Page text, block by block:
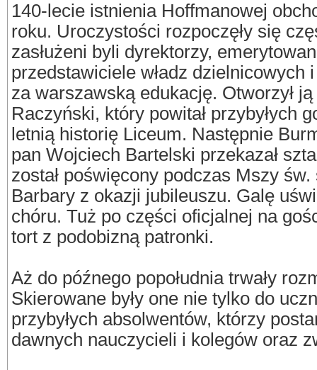
140-lecie istnienia Hoffmanowej
roku. Uroczystości rozpoczęły się
zasłużeni byli dyrektorzy,
przedstawiciele władz dzielnicowych
za warszawską edukację. Otworzył
Raczyński, który powitał przybyłych
letnią historię Liceum. Następnie
pan Wojciech Bartelski przekazał
został poświęcony podczas Mszy
Barbary z okazji jubileuszu. Galę
chóru. Tuż po części oficjalnej na
tort z podobizną patronki.
Aż do późnego popołudnia trwały
Skierowane były one nie tylko do
przybyłych absolwentów, którzy
dawnych nauczycieli i kolegów oraz